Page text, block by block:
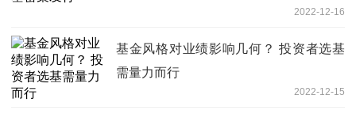
2022-12-16
基金风格对业绩影响几何？ 投资者选基
需量力而行
2022-12-15